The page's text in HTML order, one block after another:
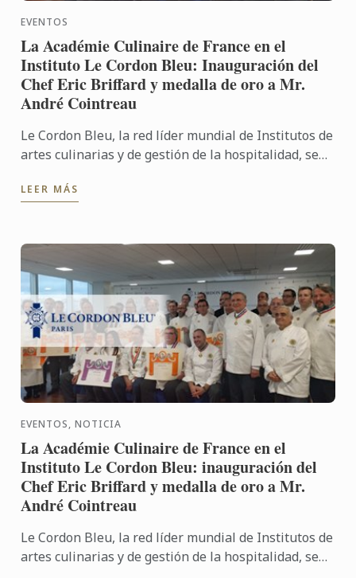
EVENTOS
La Académie Culinaire de France en el
Instituto Le Cordon Bleu: Inauguración del
Chef Eric Briffard y medalla de oro a Mr.
André Cointreau
Le Cordon Bleu, la red líder mundial de Institutos de
artes culinarias y de gestión de la hospitalidad, se
Culinaire ...
LEER MÁS
EVENTOS, NOTICIA
La Académie Culinaire de France en el
Instituto Le Cordon Bleu: inauguración del
Chef Eric Briffard y medalla de oro a Mr.
André Cointreau
Le Cordon Bleu, la red líder mundial de Institutos de
artes culinarias y de gestión de la hospitalidad, se